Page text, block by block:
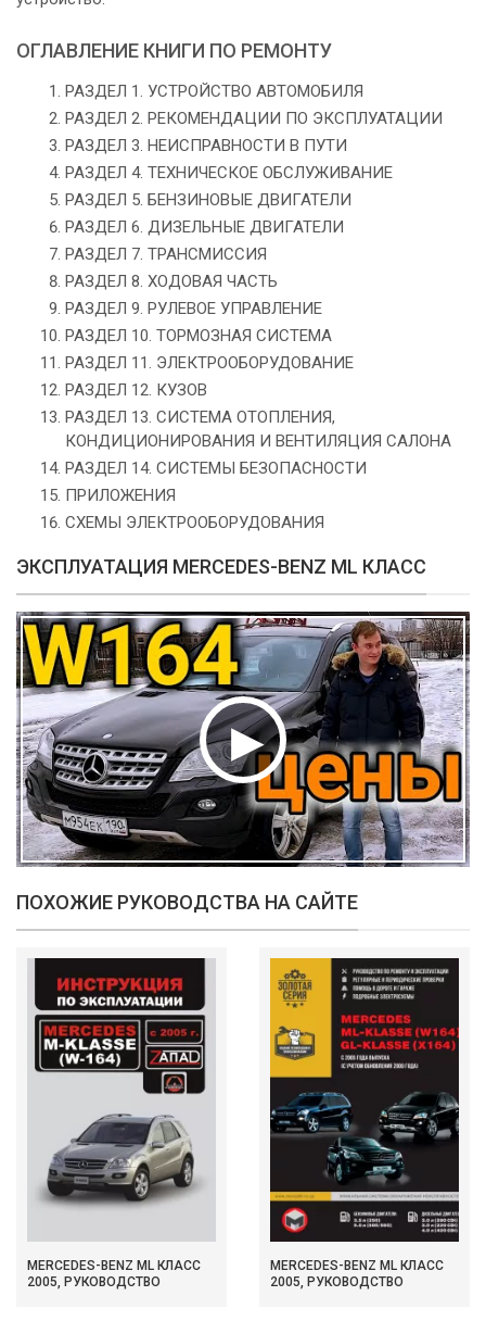
ОГЛАВЛЕНИЕ КНИГИ ПО РЕМОНТУ
РАЗДЕЛ 1. УСТРОЙСТВО АВТОМОБИЛЯ
РАЗДЕЛ 2. РЕКОМЕНДАЦИИ ПО ЭКСПЛУАТАЦИИ
РАЗДЕЛ 3. НЕИСПРАВНОСТИ В ПУТИ
РАЗДЕЛ 4. ТЕХНИЧЕСКОЕ ОБСЛУЖИВАНИЕ
РАЗДЕЛ 5. БЕНЗИНОВЫЕ ДВИГАТЕЛИ
РАЗДЕЛ 6. ДИЗЕЛЬНЫЕ ДВИГАТЕЛИ
РАЗДЕЛ 7. ТРАНСМИССИЯ
РАЗДЕЛ 8. ХОДОВАЯ ЧАСТЬ
РАЗДЕЛ 9. РУЛЕВОЕ УПРАВЛЕНИЕ
РАЗДЕЛ 10. ТОРМОЗНАЯ СИСТЕМА
РАЗДЕЛ 11. ЭЛЕКТРООБОРУДОВАНИЕ
РАЗДЕЛ 12. КУЗОВ
РАЗДЕЛ 13. СИСТЕМА ОТОПЛЕНИЯ,
КОНДИЦИОНИРОВАНИЯ И ВЕНТИЛЯЦИЯ САЛОНА
РАЗДЕЛ 14. СИСТЕМЫ БЕЗОПАСНОСТИ
ПРИЛОЖЕНИЯ
СХЕМЫ ЭЛЕКТРООБОРУДОВАНИЯ
ЭКСПЛУАТАЦИЯ MERCEDES-BENZ ML КЛАСС
ПОХОЖИЕ РУКОВОДСТВА НА САЙТЕ
MERCEDES-BENZ ML КЛАСС
2005, РУКОВОДСТВО
MERCEDES-BENZ ML КЛАСС
2005, РУКОВОДСТВО